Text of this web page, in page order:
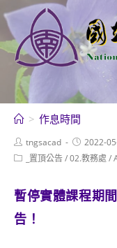
跳
轉
至
內
> 作息時間
Post
author:
tngsacad
Post
published:
2022-
Post _置頂公告/02.教務處 /
暫停實體課程期
告！